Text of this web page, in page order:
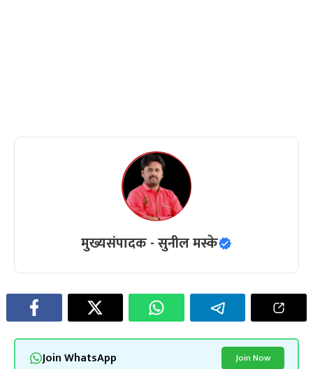
मुख्यसंपादक - सुनील मस्के
Join WhatsApp Join Now